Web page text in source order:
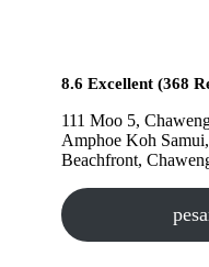
8.6 Excellent (368
111 Moo 5,
Amphoe Koh
Beachfront,